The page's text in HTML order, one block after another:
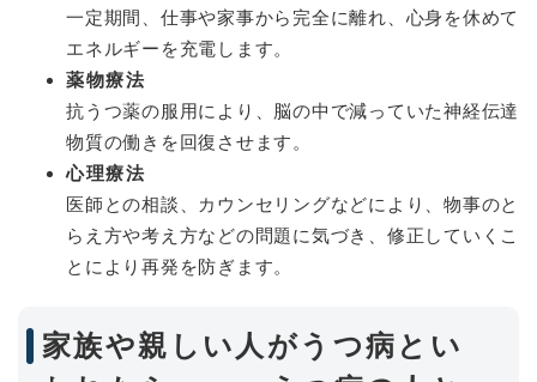
一定期間、仕事や家事から完全に離れ、心身を休めて
エネルギーを充電します。
薬物療法
抗うつ薬の服用により、脳の中で減っていた神経伝達
物質の働きを回復させます。
心理療法
医師との相談、カウンセリングなどにより、物事のと
らえ方や考え方などの問題に気づき、修正していくこ
とにより再発を防ぎます。
家族や親しい人がうつ病とい